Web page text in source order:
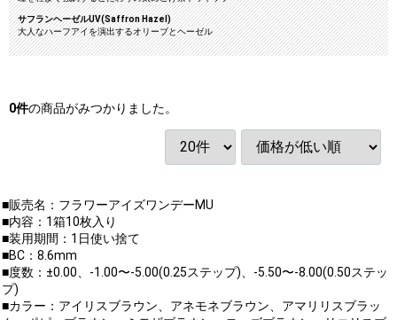
サフランヘーゼルUV(Saffron Hazel)
大人なハーフアイを演出するオリーブとヘーゼル
0件の商品がみつかりました。
■販売名：フラワーアイズワンデーMU
■内容：1箱10枚入り
■装用期間：1日使い捨て
■BC：8.6mm
■度数：±0.00、-1.00〜-5.00(0.25ステップ)、-5.50〜-8.00(0.50ステッ
プ)
■カラー：アイリスブラウン、アネモネブラウン、アマリリスブラッ